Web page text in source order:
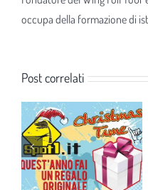
occupa della formazione di
Post correlati